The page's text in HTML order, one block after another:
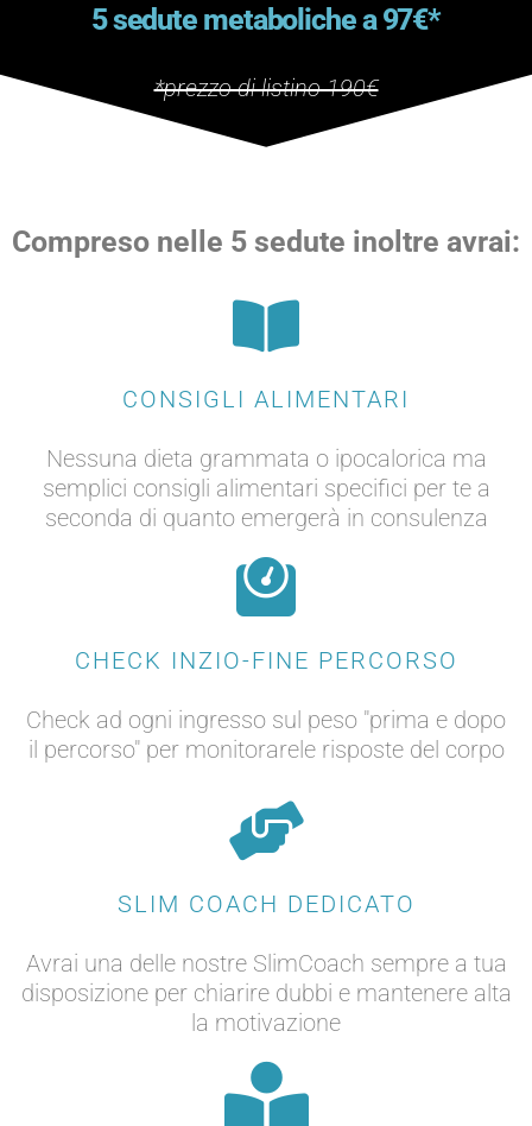
5 sedute metaboliche a 97€*
*prezzo di listino 190€
Compreso nelle 5 sedute inoltre avrai:
CONSIGLI ALIMENTARI
Nessuna dieta grammata o ipocalorica ma
semplici consigli alimentari specifici per te a
seconda di quanto emergerà in consulenza
CHECK INZIO-FINE PERCORSO
Check ad ogni ingresso sul peso "prima e dopo
il percorso" per monitorarele risposte del corpo
SLIM COACH DEDICATO
Avrai una delle nostre SlimCoach sempre a tua
disposizione per chiarire dubbi e mantenere alta
la motivazione